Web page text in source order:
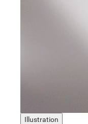
Illustration